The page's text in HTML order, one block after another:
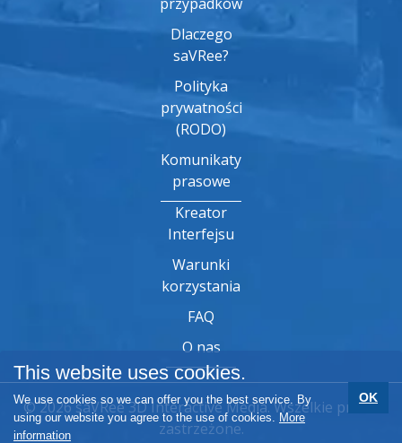
Dlaczego
saVRee?
Polityka
prywatności
(RODO)
Komunikaty
prasowe
Kreator
Interfejsu
Warunki
korzystania
FAQ
O nas
© 2026 saVRee 3D Interactive Media. Wszelkie prawa
zastrzeżone.
This website uses cookies.
We use cookies so we can offer you the best service. By
using our website you agree to the use of cookies. More
information
OK